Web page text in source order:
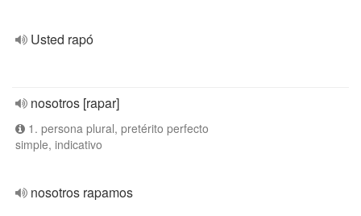
Usted rapó
nosotros [rapar]
1. persona plural, pretérito perfecto
simple, indicativo
nosotros rapamos